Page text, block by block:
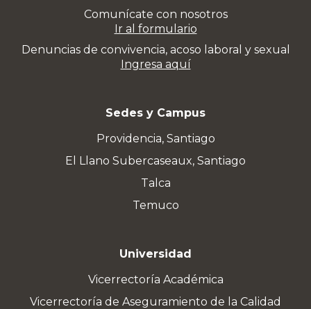
Comunícate con nosotros
Ir al formulario
Denuncias de convivencia, acoso laboral y sexual
Ingresa aquí
Sedes y Campus
Providencia, Santiago
El Llano Subercaseaux, Santiago
Talca
Temuco
Universidad
Vicerrectoría Académica
Vicerrectoría de Aseguramiento de la Calidad